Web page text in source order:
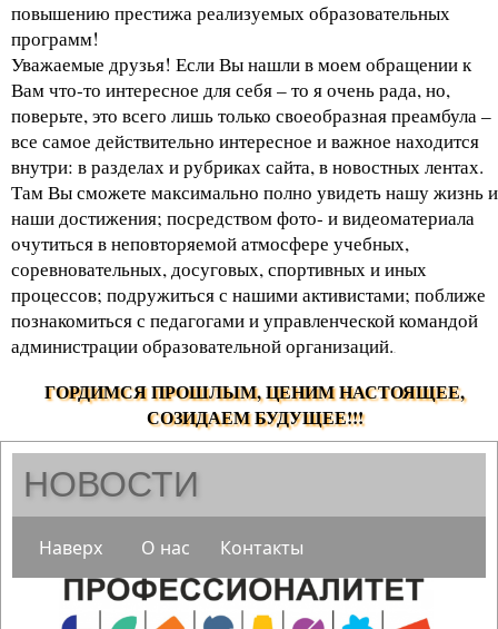
повышению престижа реализуемых образовательных
программ!
Уважаемые друзья! Если Вы нашли в моем обращении к
Вам что-то интересное для себя – то я очень рада, но,
поверьте, это всего лишь только своеобразная преамбула –
все самое действительно интересное и важное находится
внутри: в разделах и рубриках сайта, в новостных лентах.
Там Вы сможете максимально полно увидеть нашу жизнь и
наши достижения; посредством фото- и видеоматериала
очутиться в неповторяемой атмосфере учебных,
соревновательных, досуговых, спортивных и иных
процессов; подружиться с нашими активистами; поближе
познакомиться с педагогами и управленческой командой
администрации образовательной организаций.
ГОРДИМСЯ ПРОШЛЫМ, ЦЕНИМ НАСТОЯЩЕЕ,
СОЗИДАЕМ БУДУЩЕЕ!!!